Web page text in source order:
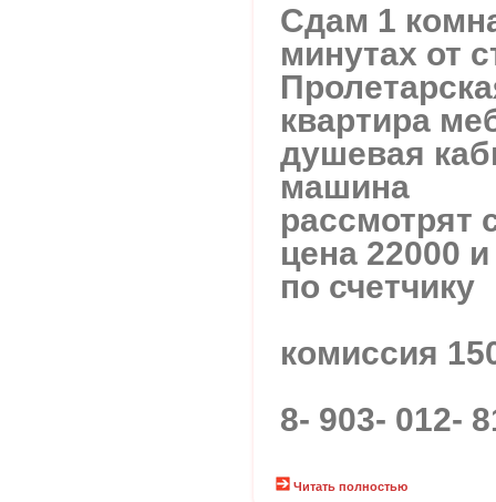
Сдам 1
минутах от
квартира
душевая
машина
рассмотрят
цена 22000
по счетчику
комиссия
8- 903- 012-
Читать полностью